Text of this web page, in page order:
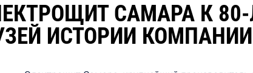
САМАРА К
ИСТОРИИ КОМПАНИИ